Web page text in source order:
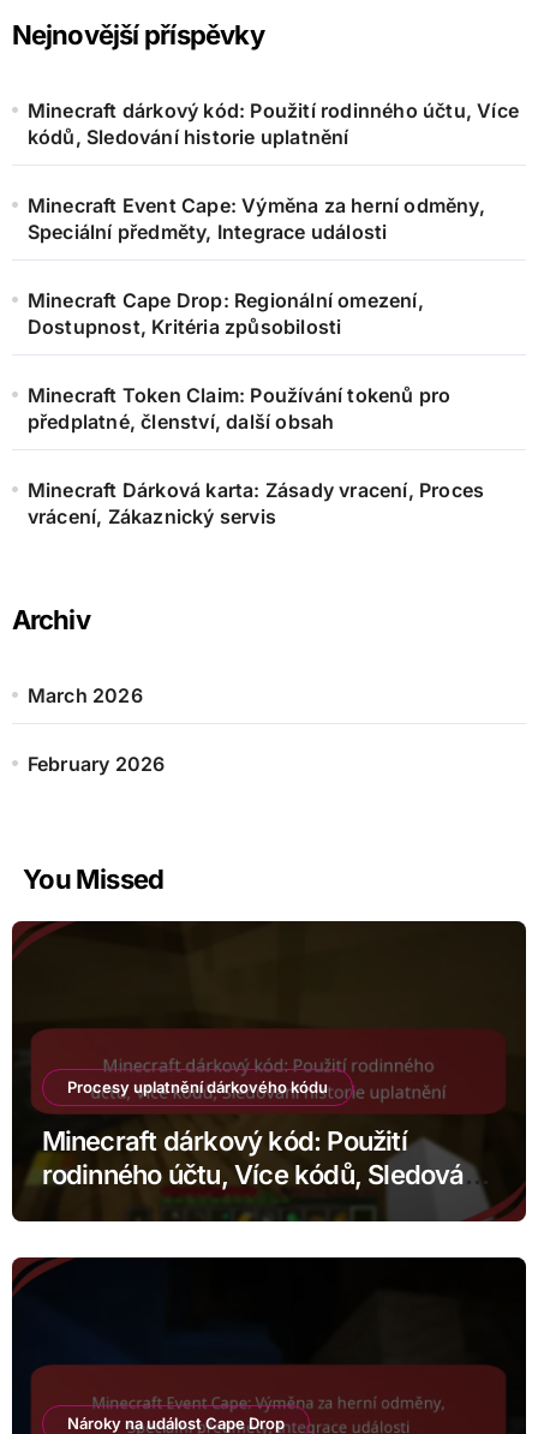
Nejnovější příspěvky
Minecraft dárkový kód: Použití rodinného účtu, Více
kódů, Sledování historie uplatnění
Minecraft Event Cape: Výměna za herní odměny,
Speciální předměty, Integrace události
Minecraft Cape Drop: Regionální omezení,
Dostupnost, Kritéria způsobilosti
Minecraft Token Claim: Používání tokenů pro
předplatné, členství, další obsah
Minecraft Dárková karta: Zásady vracení, Proces
vrácení, Zákaznický servis
Archiv
March 2026
February 2026
You Missed
Procesy uplatnění dárkového kódu
Minecraft dárkový kód: Použití
rodinného účtu, Více kódů, Sledování
historie uplatnění
Nároky na událost Cape Drop